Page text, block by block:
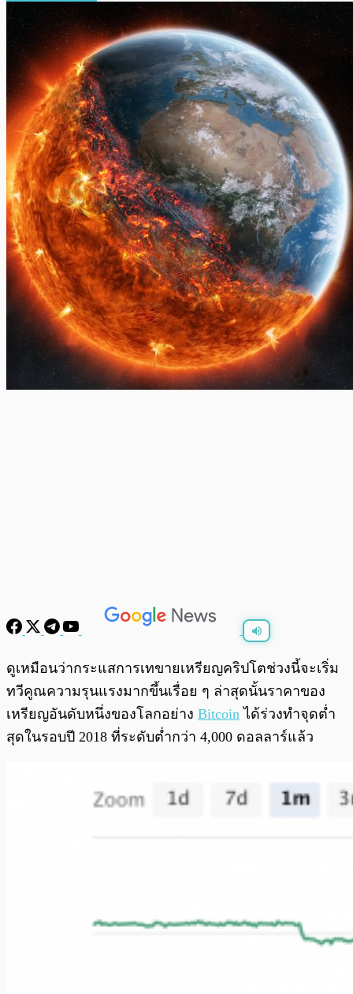
พร้อมเล่น 0:00 /0:00
ดูเหมือนว่ากระแสการเทขายเหรียญคริปโตช่วงนี้จะเริ่ม
ทวีคูณความรุนแรงมากขึ้นเรื่อย ๆ ล่าสุดนั้นราคาของ
เหรียญอันดับหนึ่งของโลกอย่าง Bitcoin ได้ร่วงทำจุดต่ำ
สุดในรอบปี 2018 ที่ระดับต่ำกว่า 4,000 ดอลลาร์แล้ว